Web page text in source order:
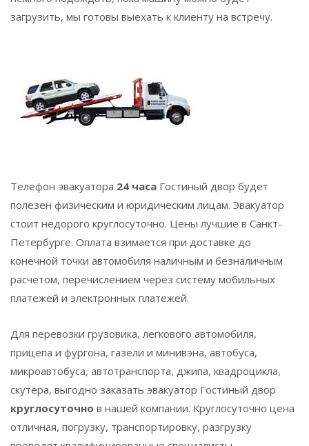
загрузить, мы готовы выехать к клиенту на встречу.
Телефон эвакуатора 24 часа Гостиный двор будет
полезен физическим и юридическим лицам. Эвакуатор
стоит недорого круглосуточно. Цены лучшие в Санкт-
Петербурге. Оплата взимается при доставке до
конечной точки автомобиля наличным и безналичным
расчетом, перечислением через систему мобильных
платежей и электронных платежей.
Для перевозки грузовика, легкового автомобиля,
прицепа и фургона, газели и минивэна, автобуса,
микроавтобуса, автотранспорта, джипа, квадроцикла,
скутера, выгодно заказать эвакуатор Гостиный двор
круглосуточно в нашей компании. Круглосуточно цена
отличная, погрузку, транспортировку, разгрузку